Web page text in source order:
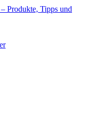
Produkte, Tipps und